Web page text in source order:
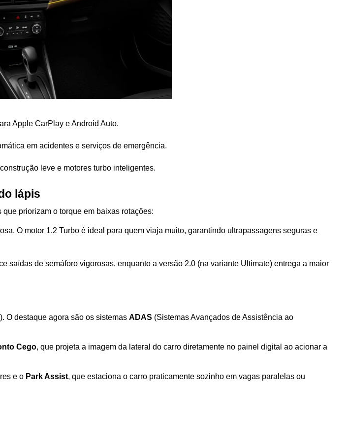
Apple CarPlay e Android Auto.
em acidentes e serviços de emergência.
leve e motores turbo inteligentes.
lápis
priorizam o torque em baixas rotações:
O motor 1.2 Turbo é ideal para quem viaja muito, garantindo ultrapassagens seguras e
saídas de semáforo vigorosas, enquanto a versão 2.0 (na variante Ultimate) entrega a maior
O destaque agora são os sistemas ADAS (Sistemas Avançados de Assistência ao
Cego, que projeta a imagem da lateral do carro diretamente no painel digital ao acionar a
e o Park Assist, que estaciona o carro praticamente sozinho em vagas paralelas ou